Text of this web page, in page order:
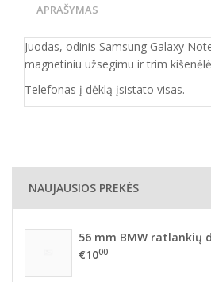
APRAŠYMAS
Juodas, odinis Samsung Galaxy
magnetiniu užsegimu ir trim
Telefonas į dėklą įsistato visas.
NAUJAUSIOS PREKĖS
56 mm BMW ratlankių
€1000